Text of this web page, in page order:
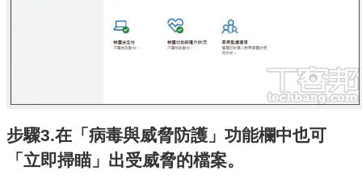
步驟3.在「病毒與威脅防護」功能欄中也可
「立即掃瞄」出受威脅的檔案。